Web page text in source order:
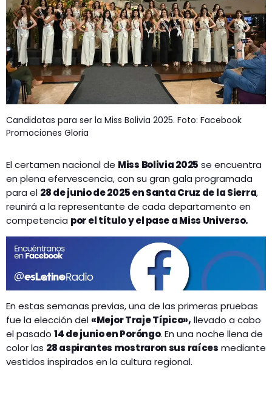
Candidatas para ser la Miss Bolivia 2025. Foto: Facebook
Promociones Gloria
El certamen nacional de Miss Bolivia 2025 se encuentra
en plena efervescencia, con su gran gala programada
para el 28 de junio de 2025 en Santa Cruz de la Sierra,
reunirá a la representante de cada departamento en
competencia por el título y el pase a Miss Universo.
En estas semanas previas, una de las primeras pruebas
fue la elección del«Mejor Traje Típico», llevado a cabo
el pasado 14 de junio en Poróngo. En una noche llena de
color las 28 aspirantes mostraron sus raíces mediante
vestidos inspirados en la cultura regional.